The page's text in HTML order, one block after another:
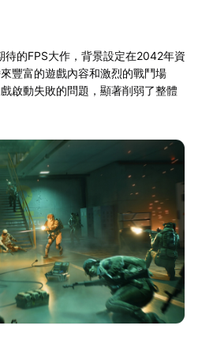
待的FPS大作，背景設定在2042年資
豐富的遊戲內容和激烈的戰鬥場
啟動失敗的問題，顯著削弱了整體